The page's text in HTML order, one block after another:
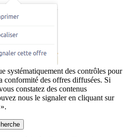
systématiquement des contrôles pour
conformité des offres diffusées. Si
constatez des contenus
nous le signaler en cliquant sur